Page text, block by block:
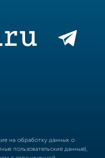
на обработку данных о
пользовательские данные),